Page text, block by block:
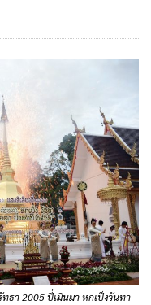
ทธา 2005 ปี๋เมินมา หกเป็งวันทา